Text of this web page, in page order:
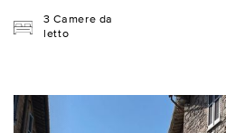
3 Camere da
letto